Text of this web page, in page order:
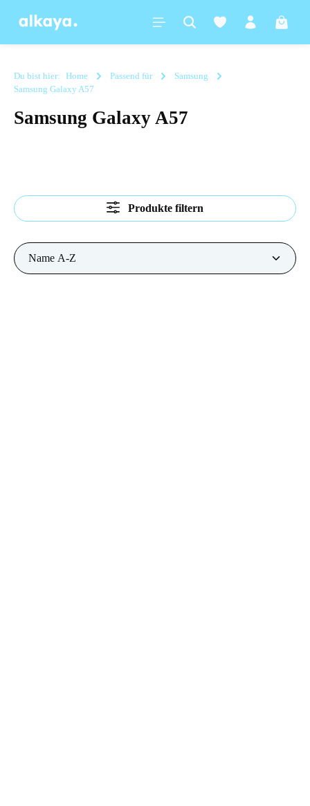
springen
Du bist hier: Home Passend für
Samsung
Samsung Galaxy A57
Samsung Galaxy A57
Produkte filtern